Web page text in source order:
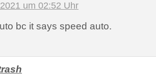
um 02:52 Uhr
bc it says speed auto.